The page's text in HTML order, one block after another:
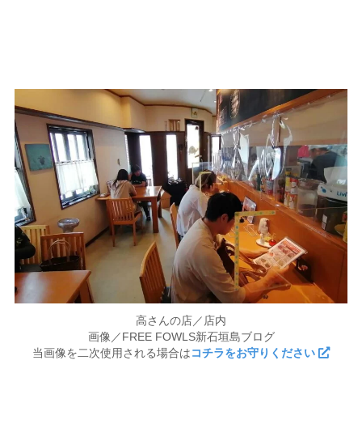
高さんの店／店内
画像／FREE FOWLS新石垣島ブログ
当画像を二次使用される場合はコチラをお守りください